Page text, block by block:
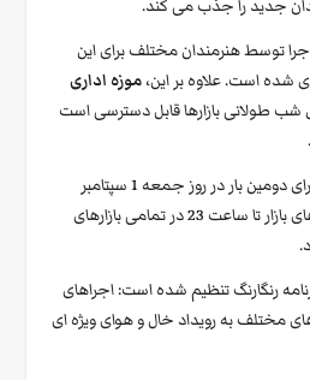
جدید را جذب می کند.
و اجرا توسط هنرمندان مختلف برای این
موزه اداری
طولانی بازارها قابل دسترسی است
“شب طولانی بازارهای وین” برای دومین بار در روز جمعه 1 سپتامبر
2023 برگزار می شود. غرفه های بازار تا ساعت 23 در تمامی بازارهای
رنگارنگ تنظیم شده است: اجراهای
مختلف به رویداد خال و هوای ویژه ای